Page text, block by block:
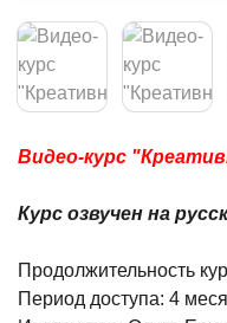
Видео-курс
Курс озвучен на
Продолжительность
Период доступа: 4